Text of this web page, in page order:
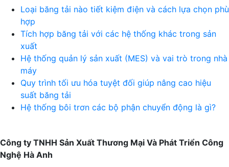
Loại băng tải nào tiết kiệm điện và cách lựa chọn phù
hợp
Tích hợp băng tải với các hệ thống khác trong sản
xuất
Hệ thống quản lý sản xuất (MES) và vai trò trong nhà
máy
Quy trình tối ưu hóa tuyệt đối giúp nâng cao hiệu
suất băng tải
Hệ thống bôi trơn các bộ phận chuyển động là gì?
Công ty TNHH Sản Xuất Thương Mại Và Phát Triển Công
Nghệ Hà Anh